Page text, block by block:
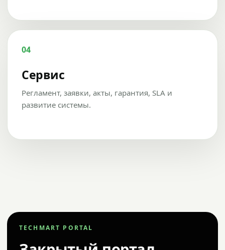
04
Сервис
Регламент, заявки, акты, гарантия, SLA и
развитие системы.
TECHMART PORTAL